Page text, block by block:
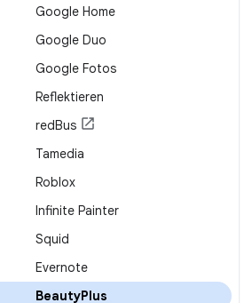
Google Home
Google Duo
Google Fotos
Reflektieren
redBus
Tamedia
Roblox
Infinite Painter
Squid
Evernote
BeautyPlus